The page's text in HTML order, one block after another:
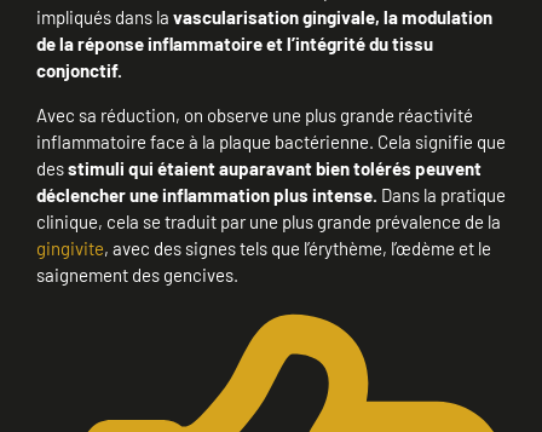
impliqués dans la vascularisation gingivale, la modulation
de la réponse inflammatoire et l’intégrité du tissu
conjonctif.
Avec sa réduction, on observe une plus grande réactivité
inflammatoire face à la plaque bactérienne. Cela signifie que
desstimuli qui étaient auparavant bien tolérés peuvent
déclencher une inflammation plus intense. Dans la pratique
clinique, cela se traduit par une plus grande prévalence de la
gingivite, avec des signes tels que l’érythème, l’œdème et le
saignement des gencives.